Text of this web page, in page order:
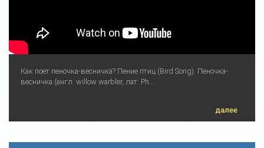
Как поет пеночка-весничка? Пение птиц (Bird Song). Пеночка-
весничка (англ. willow warbler, лат. Ph...
далее